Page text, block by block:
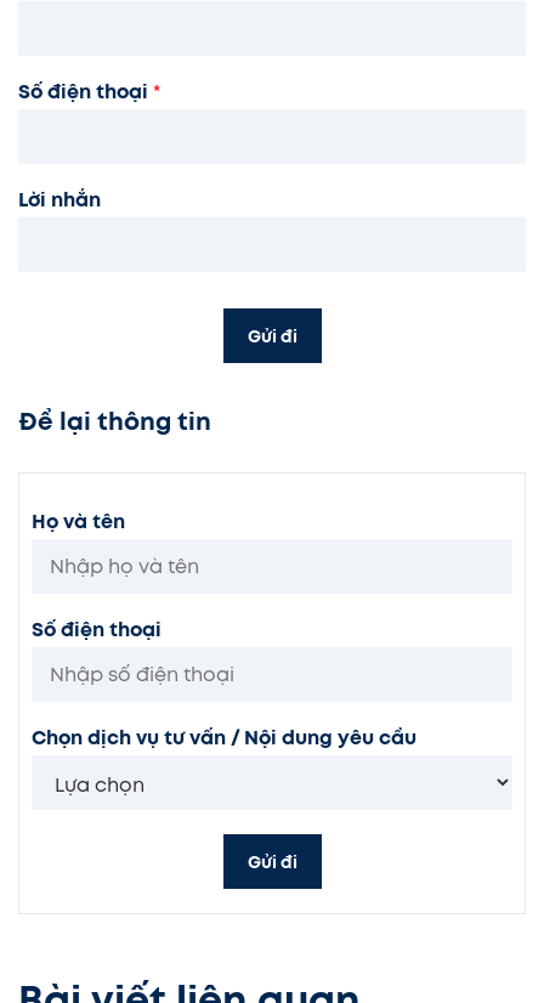
Số điện thoại *
Lời nhắn
Gửi đi
Để lại thông tin
Họ và tên
Số điện thoại
Chọn dịch vụ tư vấn / Nội dung yêu cầu
Gửi đi